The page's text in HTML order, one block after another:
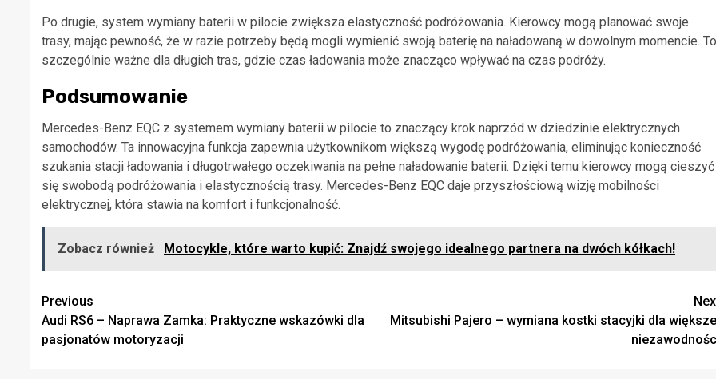
Po drugie, system wymiany baterii w pilocie zwiększa elastyczność podróżowania. Kierowcy mogą planować swoje
trasy, mając pewność, że w razie potrzeby będą mogli wymienić swoją baterię na naładowaną w dowolnym momencie. To
szczególnie ważne dla długich tras, gdzie czas ładowania może znacząco wpływać na czas podróży.
Podsumowanie
Mercedes-Benz EQC z systemem wymiany baterii w pilocie to znaczący krok naprzód w dziedzinie elektrycznych
samochodów. Ta innowacyjna funkcja zapewnia użytkownikom większą wygodę podróżowania, eliminując konieczność
szukania stacji ładowania i długotrwałego oczekiwania na pełne naładowanie baterii. Dzięki temu kierowcy mogą cieszyć
się swobodą podróżowania i elastycznością trasy. Mercedes-Benz EQC daje przyszłościową wizję mobilności
elektrycznej, która stawia na komfort i funkcjonalność.
Zobacz również Motocykle, które warto kupić: Znajdź swojego idealnego partnera na dwóch kółkach!
Continue
Reading
Previous
Audi RS6 – Naprawa Zamka: Praktyczne wskazówki dla
pasjonatów motoryzacji
Mitsubishi Pajero – wymiana kostki stacyjki dla